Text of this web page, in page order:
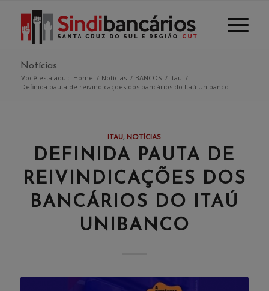
Notícias
Você está aqui: Home / Notícias / BANCOS / Itau /
Definida pauta de reivindicações dos bancários do Itaú Unibanco
ITAU, NOTÍCIAS
DEFINIDA PAUTA DE
REIVINDICAÇÕES DOS
BANCÁRIOS DO ITAÚ
UNIBANCO